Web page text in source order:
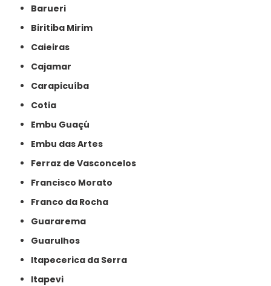
Barueri
Biritiba Mirim
Caieiras
Cajamar
Carapicuíba
Cotia
Embu Guaçú
Embu das Artes
Ferraz de Vasconcelos
Francisco Morato
Franco da Rocha
Guararema
Guarulhos
Itapecerica da Serra
Itapevi